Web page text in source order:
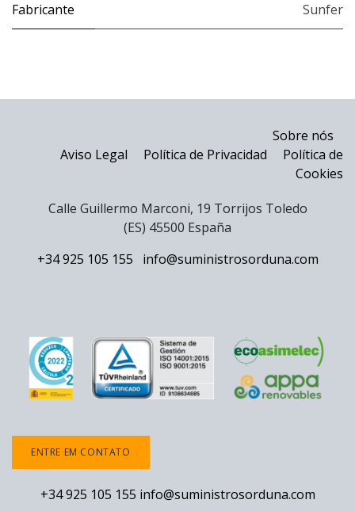
Fabricante Sunfer
Sobre nós
Aviso Legal
Política de Privacidad
Política de
Cookies
Calle Guillermo Marconi, 19 Torrijos Toledo
(ES) 45500 España
+34 925 105 155
info@suministrosorduna.com
ENTRE EM CONTATO
+34 925 105 155 info@suministrosorduna.com